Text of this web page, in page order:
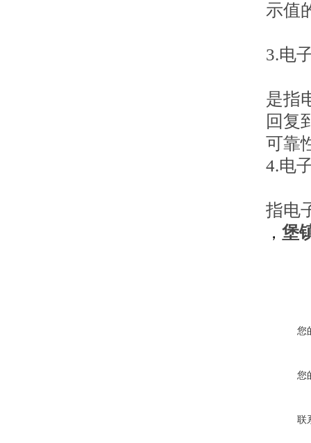
示值
3.电
是指
回复
可靠
4.电
指电
， 堡
您
您
联